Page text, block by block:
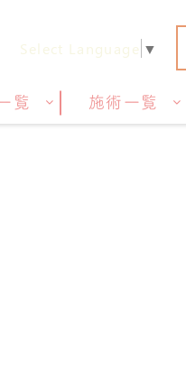
Select Language ▼
覧 施術一覧